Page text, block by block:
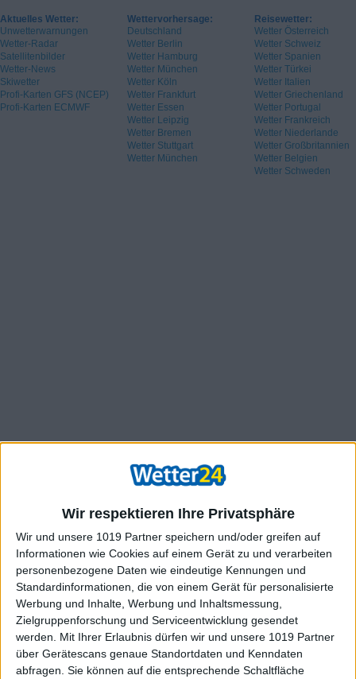
Wir respektieren Ihre Privatsphäre
Wir und unsere 1019 Partner speichern und/oder greifen auf
Informationen wie Cookies auf einem Gerät zu und verarbeiten
personenbezogene Daten wie eindeutige Kennungen und
Standardinformationen, die von einem Gerät für personalisierte
Werbung und Inhalte, Werbung und Inhaltsmessung,
Zielgruppenforschung und Serviceentwicklung gesendet
werden.
Mit Ihrer Erlaubnis dürfen wir und unsere 1019 Partner
über Gerätescans genaue Standortdaten und Kenndaten
abfragen. Sie können auf die entsprechende Schaltfläche
Aktuelles Wetter:
Unwetterwarnungen
Wetter-Radar
Satellitenbilder
Wetter-News
Skiwetter
Profi-Karten GFS (NCEP)
Profi-Karten ECMWF
Wettervorhersage:
Deutschland
Wetter Berlin
Wetter Hamburg
Wetter München
Wetter Köln
Wetter Frankfurt
Wetter Essen
Wetter Leipzig
Wetter Bremen
Wetter Stuttgart
Wetter München
Reisewetter:
Wetter Österreich
Wetter Schweiz
Wetter Spanien
Wetter Türkei
Wetter Italien
Wetter Griechenland
Wetter Portugal
Wetter Frankreich
Wetter Niederlande
Wetter Großbritannien
Wetter Belgien
Wetter Schweden